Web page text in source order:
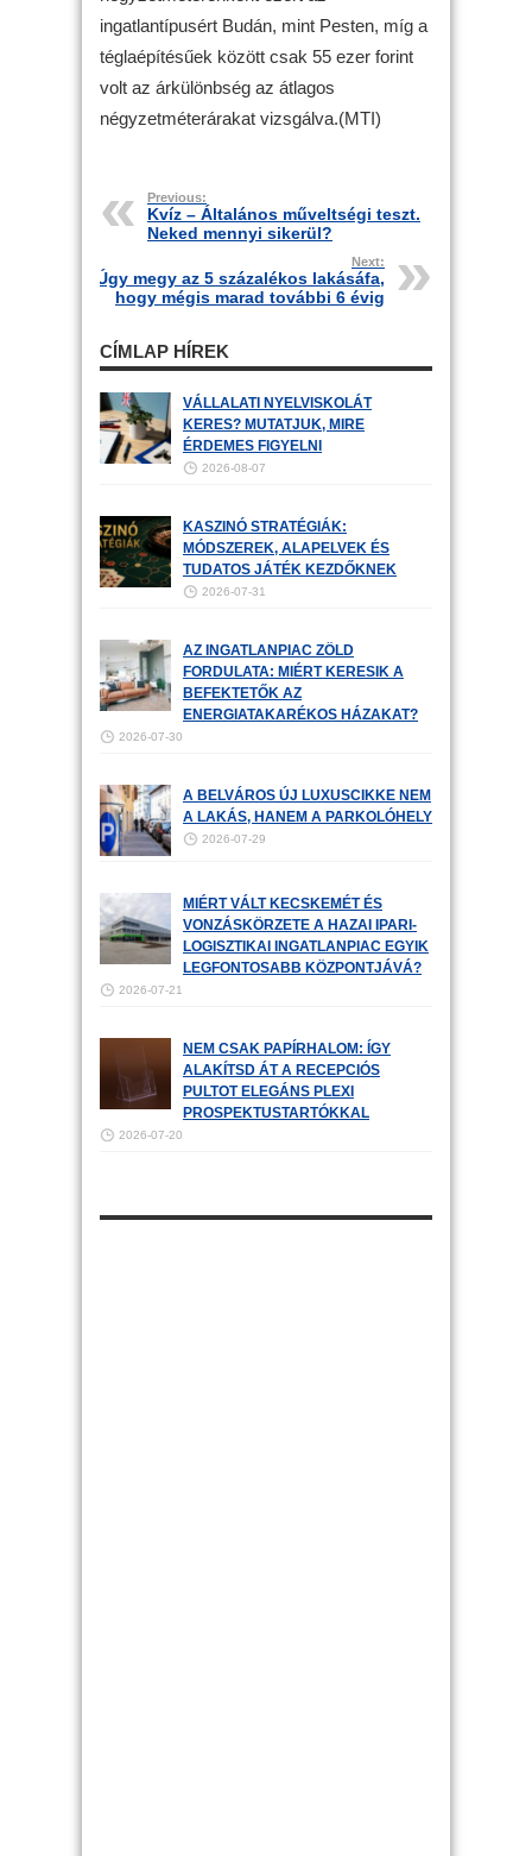
ingatlantípusért Budán, mint Pesten, míg a
téglaépítésűek között csak 55 ezer forint
volt az árkülönbség az átlagos
négyzetméterárakat vizsgálva.(MTI)
Previous:
Kvíz – Általános műveltségi teszt.
Neked mennyi sikerül?
Next:
Úgy megy az 5 százalékos lakásáfa,
hogy mégis marad további 6 évig
CÍMLAP HÍREK
VÁLLALATI NYELVISKOLÁT
KERES? MUTATJUK, MIRE
ÉRDEMES FIGYELNI
2026-08-07
KASZINÓ STRATÉGIÁK:
MÓDSZEREK, ALAPELVEK ÉS
TUDATOS JÁTÉK KEZDŐKNEK
2026-07-31
AZ INGATLANPIAC ZÖLD
FORDULATA: MIÉRT KERESIK A
BEFEKTETŐK AZ
ENERGIATAKARÉKOS HÁZAKAT?
2026-07-30
A BELVÁROS ÚJ LUXUSCIKKE NEM
A LAKÁS, HANEM A PARKOLÓHELY
2026-07-29
MIÉRT VÁLT KECSKEMÉT ÉS
VONZÁSKÖRZETE A HAZAI IPARI-
LOGISZTIKAI INGATLANPIAC EGYIK
LEGFONTOSABB KÖZPONTJÁVÁ?
2026-07-21
NEM CSAK PAPÍRHALOM: ÍGY
ALAKÍTSD ÁT A RECEPCIÓS
PULTOT ELEGÁNS PLEXI
PROSPEKTUSTARTÓKKAL
2026-07-20